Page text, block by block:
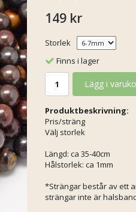
149 kr
Storlek
Finns i lager
Lägg i
Produktbeskrivning:
Pris/sträng
Välj storlek
Längd: ca 35-40cm
Hålstorlek: ca 1mm
*Strängar består av ett
strängar inte är